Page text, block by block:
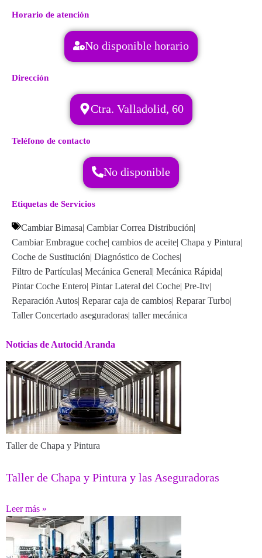
Horario de atención
No disponible horario
Dirección
Ctra. Valladolid, 60
Teléfono de contacto
No disponible
Etiquetas de Servicios
Cambiar Bimasa| Cambiar Correa Distribución|
Cambiar Embrague coche| cambios de aceite| Chapa y Pintura|
Coche de Sustitución| Diagnóstico de Coches|
Filtro de Partículas| Mecánica General| Mecánica Rápida|
Pintar Coche Entero| Pintar Lateral del Coche| Pre-Itv|
Reparación Autos| Reparar caja de cambios| Reparar Turbo|
Taller Concertado aseguradoras| taller mecánica
Noticias de Autocid Aranda
Taller de Chapa y Pintura
Taller de Chapa y Pintura y las Aseguradoras
Leer más »